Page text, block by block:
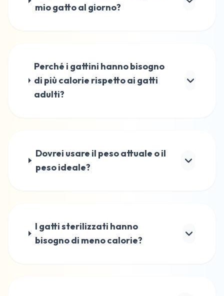
mio gatto al giorno?
Perché i gattini hanno bisogno
di più calorie rispetto ai gatti
adulti?
Dovrei usare il peso attuale o il
peso ideale?
I gatti sterilizzati hanno
bisogno di meno calorie?